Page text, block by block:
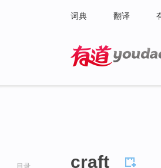
词典 翻译
目录 craft